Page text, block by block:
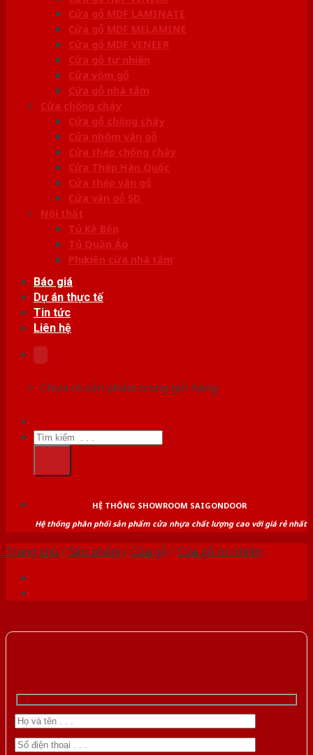
Cửa gỗ MDF LAMINATE
Cửa gỗ MDF MELAMINE
Cửa gỗ MDF VENEER
Cửa gỗ tự nhiên
Cửa vòm gỗ
Cửa gỗ nhà tắm
Cửa chống cháy
Cửa gỗ chống cháy
Cửa nhôm vân gỗ
Cửa thép chống cháy
Cửa Thép Hàn Quốc
Cửa thép vân gỗ
Cửa vân gỗ 5D
Nội thất
Tủ Kệ Bếp
Tủ Quần Áo
Phụ kiện cửa nhà tắm
Báo giá
Dự án thực tế
Tin tức
Liên hệ
Chưa có sản phẩm trong giỏ hàng.
Tìm
kiếm:
HỆ THỐNG SHOWROOM SAIGONDOOR
Hệ thống phân phối sản phẩm cửa nhựa chất lượng cao với giá rẻ nhất
Trang chủ /Sản phẩm /Cửa gỗ /Cửa gỗ tự nhiên